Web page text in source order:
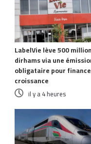
LabelVie lève 500
dirhams via une
obligataire pour
croissance
il y a 4 heures